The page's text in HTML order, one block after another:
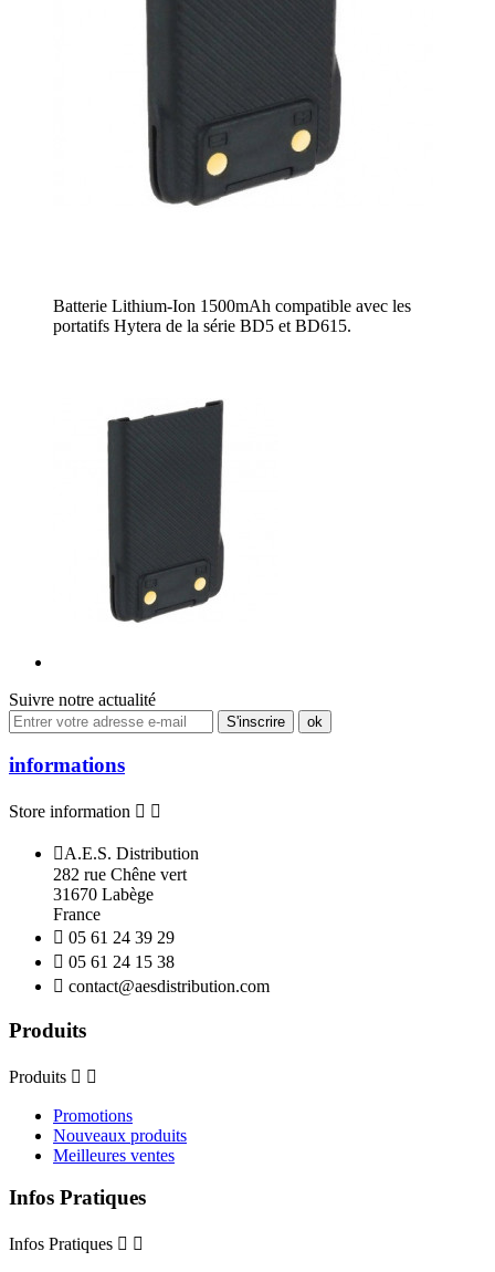
Batterie Lithium-Ion 1500mAh compatible avec les
portatifs Hytera de la série BD5 et BD615.
Suivre notre actualité
informations
Store information  
A.E.S. Distribution
282 rue Chêne vert
31670 Labège
France
 05 61 24 39 29
 05 61 24 15 38
 contact@aesdistribution.com
Produits
Produits  
Promotions
Nouveaux produits
Meilleures ventes
Infos Pratiques
Infos Pratiques  